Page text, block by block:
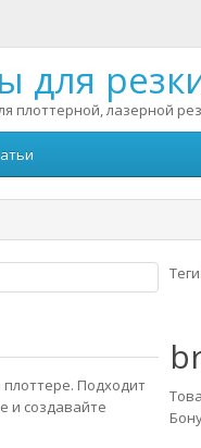
для
плоттерной, лазерной
Подходит
и создавайте
Теги: